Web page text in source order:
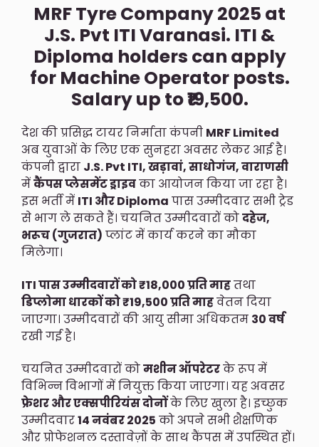
MRF Tyre Company 2025 at
J.S. Pvt ITI Varanasi. ITI &
Diploma holders can apply
for Machine Operator posts.
Salary up to ₹19,500.
देश की प्रसिद्ध टायर निर्माता कंपनी MRF Limited
अब युवाओं के लिए एक सुनहरा अवसर लेकर आई है।
कंपनी द्वारा J.S. Pvt ITI, खड़ावां, साधोगंज, वाराणसी
मेंकैंपस प्लेसमेंट ड्राइवका आयोजन किया जा रहा है।
इस भर्ती में ITI और Diploma पास उम्मीदवार सभी ट्रेड
से भाग ले सकते हैं। चयनित उम्मीदवारों कोदहेज,
भरूच (गुजरात) प्लांट में कार्य करने का मौका
मिलेगा।
ITI पास उम्मीदवारों को ₹18,000 प्रति माहतथा
डिप्लोमा धारकों को ₹19,500 प्रति माहवेतन दिया
जाएगा। उम्मीदवारों की आयु सीमा अधिकतम 30 वर्ष
रखी गई है।
चयनित उम्मीदवारों कोमशीन ऑपरेटरके रूप में
विभिन्न विभागों में नियुक्त किया जाएगा। यह अवसर
फ्रेशर और एक्सपीरियंस दोनोंके लिए खुला है। इच्छुक
उम्मीदवार14 नवंबर 2025 को अपने सभी शैक्षणिक
और प्रोफेशनल दस्तावेज़ों के साथ कैंपस में उपस्थित हों।